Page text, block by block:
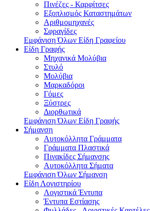
Πινέζες - Καρφίτσες
Εξοπλισμός Καταστημάτων
Αριθμομηχανές
Σφραγίδες
Εμφάνιση Όλων Είδη Γραφείου
Είδη Γραφής
Μηχανικά Μολύβια
Στυλό
Μολύβια
Μαρκαδόροι
Γόμες
Ξύστρες
Διορθωτικά
Εμφάνιση Όλων Είδη Γραφής
Σήμανση
Αυτοκόλλητα Γράμματα
Γράμματα Πλαστικά
Πινακίδες Σήμανσης
Αυτοκόλλητα Σήματα
Εμφάνιση Όλων Σήμανση
Είδη Λογιστηρίου
Λογιστικά Έντυπα
Έντυπα Εστίασης